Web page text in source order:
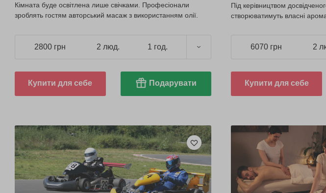
Кімната буде освітлена лише свічками. Професіонали
зроблять гостям авторський масаж з використанням олії.
2800 грн 2 люд. 1 год.
Купити для себе Подарувати
Під керівництвом
створюватимуть власні
6070 грн 2
Купити для себе